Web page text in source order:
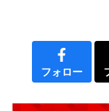
フォロー